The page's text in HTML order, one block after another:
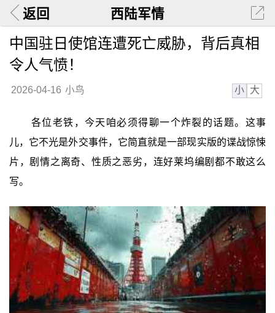
返回 西陆军情
中国驻日使馆连遭死亡威胁，背后真相
令人气愤！
2026-04-16 小鸟 小 大
各位老铁，今天咱必须得聊一个炸裂的话题。这事
儿，它不光是外交事件，它简直就是一部现实版的谍战惊悚
片，剧情之离奇、性质之恶劣，连好莱坞编剧都不敢这么
写。